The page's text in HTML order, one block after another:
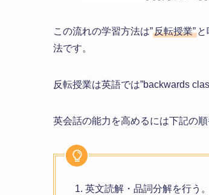
この流れの学習方法は”反転授業”
法です。
反転授業は英語では”backwards
英会話の能力を高めるには下記の
1. 英文読解・品詞分解を行う。